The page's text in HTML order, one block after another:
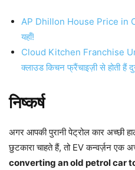
AP Dhillon House Price in
यहाँ!
Cloud Kitchen Franchise
क्लाउड किचन फ्रैंचाइज़ी से होती हैं
निष्कर्ष
अगर आपकी पुरानी पेट्रोल कार अच्छी
छुटकारा चाहते हैं, तो EV कन्वर्ज़न एक
converting an old petrol car